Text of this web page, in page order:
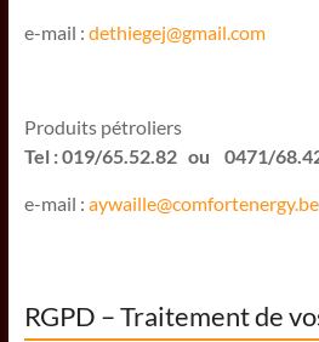
e-mail : dethiegej@gmail.com
Produits pétroliers
Tel : 019/65.52.82 ou 0471/
e-mail : aywaille@comfortenergy.be
RGPD – Traitement de